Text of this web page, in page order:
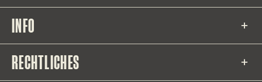
INFO
RECHTLICHES